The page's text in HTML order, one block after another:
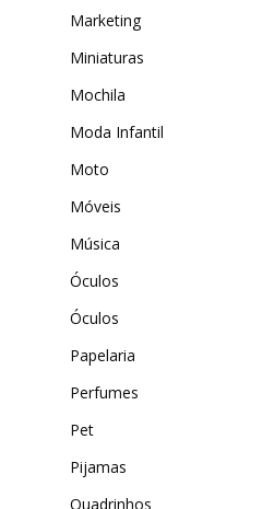
Marketing
Miniaturas
Mochila
Moda Infantil
Moto
Móveis
Música
Óculos
Óculos
Papelaria
Perfumes
Pet
Pijamas
Quadrinhos